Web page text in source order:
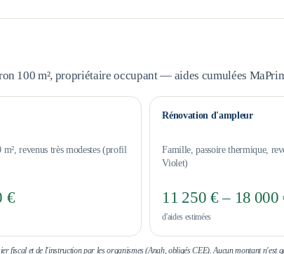
100 m², propriétaire occupant — aides cumulées
revenus très modestes (profil
€
Rénovation d'ampleur
Famille, passoire thermique,
Violet)
11 250 € – 18 000
d'aides estimées
fiscal et de l'instruction par les organismes (Anah, obligés CEE). Aucun montant n'est